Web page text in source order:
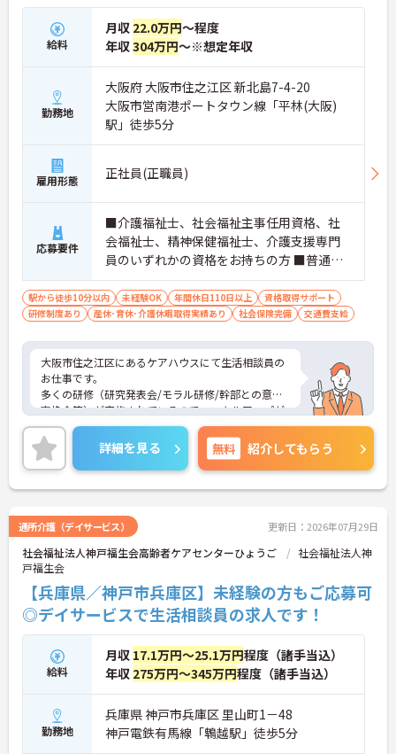
給料
月収 22.0万円～程度
年収304万円～※想定年収
勤務地
大阪府 大阪市住之江区 新北島7-4-20
大阪市営南港ポートタウン線「平林(大阪)
駅」徒歩5分
雇用形態 正社員(正職員)
応募要件
■介護福祉士、社会福祉主事任用資格、社
会福祉士、精神保健福祉士、介護支援専門
員のいずれかの資格をお持ちの方 ■普通自
動車運転免許（AT限定可） ■求める人財 ・
相手の立場に立って物事を考えることがで
きる方 ・コミュニケーションをとることが
（必須ではありません）
駅から徒歩10分以内 未経験OK 年間休日110日以上
資格取得サポート
研修制度あり
産休･育休･介護休暇取得実績あり 社会保険完備 交通費支給
大阪市住之江区にあるケアハウスにて生活相談員の
お仕事です。
多くの研修（研究発表会/モラル研修/幹部との意見
交換会等）が実施されているので、スキルアップが
図りやすい環境です！
ご興味ある方には、面接対策ポイントなど、さらに
詳細をお話しいたしますのでお気軽にご相談くださ
い。
詳細を見る 無料 紹介してもらう
通所介護（デイサービス） 更新日：2026年07月29日
社会福祉法人神戸福生会高齢者ケアセンターひょうご
社会福祉法人神
戸福生会
【兵庫県／神戸市兵庫区】未経験の方もご応募可
◎デイサービスで生活相談員の求人です！
給料
月収 17.1万円～25.1万円程度（諸手当込）
年収 275万円～345万円程度（諸手当込）
勤務地
兵庫県 神戸市兵庫区 里山町1－48
神戸電鉄有馬線「鵯越駅」徒歩5分